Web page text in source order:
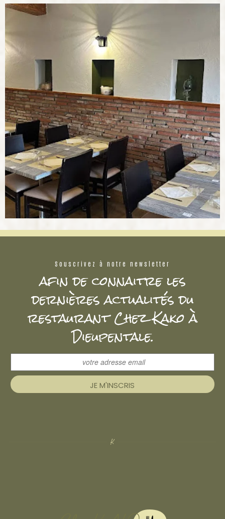
Souscrivez à notre newsletter
afin de connaitre les
dernières actualités du
restaurant Chez Kako à
Dieupentale.
JE M'INSCRIS